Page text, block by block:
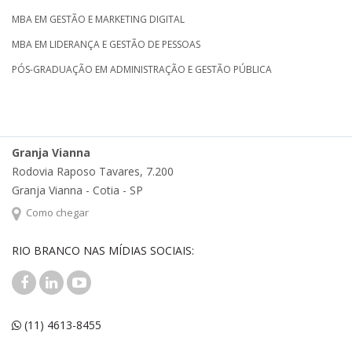
MBA EM GESTÃO E MARKETING DIGITAL
MBA EM LIDERANÇA E GESTÃO DE PESSOAS
PÓS-GRADUAÇÃO EM ADMINISTRAÇÃO E GESTÃO PÚBLICA
Granja Vianna
Rodovia Raposo Tavares, 7.200
Granja Vianna - Cotia - SP
Como chegar
RIO BRANCO NAS MÍDIAS SOCIAIS:
(11) 4613-8455